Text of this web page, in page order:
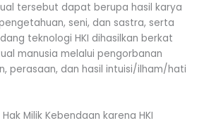
tersebut dapat berupa hasil karya
seni, dan sastra, serta
teknologi HKI dihasilkan berkat
manusia melalui pengorbanan
perasaan, dan hasil intuisi/ilham/hati
Milik Kebendaan karena HKI